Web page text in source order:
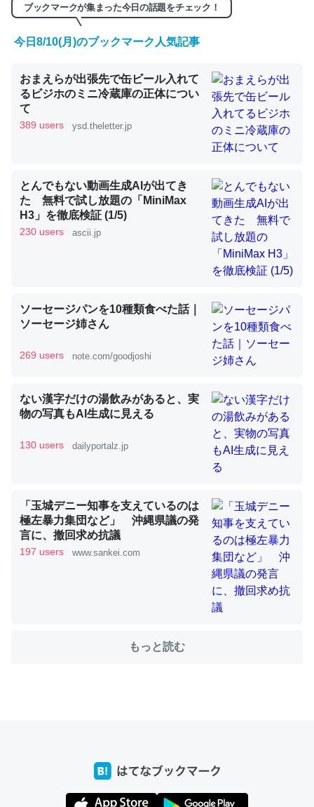
くらい。小説でいう「ずっと前の伏線」は回収されないけ
ど、短期記憶というには多い分量。進化すればするほど分
─GPTの仕組みと限界についての考察（１） - conceptualization
昆虫ってカルシウム少ないのか。知らんかった。調べたら
コオロギのカルシウム分はエビの600分の1程度。
─ニュース :: 【研究発表】昆虫学の大問題＝「昆虫はなぜ海にいな
論文では「淡水はカルシウムも酸素も不足してて両方に不
いる鋏角類（カブトガニ・ウミグモ）はカルシウムを使わ
ずキチンを強化してる筈だが、酵素が違うのか？
─ニュース :: 【研究発表】昆虫学の大問題＝「昆虫はなぜ海にいな
いのか」に関する新仮説
これを元に考えるとカルシウムを大量に使う脊椎動物と貝
類は苦労してるんだな…。腹足類だと殻を無くしてナメク
─ニュース :: 【研究発表】昆虫学の大問題＝「昆虫はなぜ海にいな
─たまにLINEするくらいだった遠方の父67歳と僕。ITツール導入で
コミュニケーションが劇的に変化した｜tayorini by LIFULL介護
ブックマークが集まった今日の話題をチェック！
今日8/10(月)のブックマーク人気記事
おまえらが出張先で缶ビール入れて
るビジホのミニ冷蔵庫の正体につい
て
389 users ysd.theletter.jp
とんでもない動画生成AIが出てき
た 無料で試し放題の「MiniMax
H3」を徹底検証 (1/5)
230 users ascii.jp
ソーセージパンを10種類食べた話｜
ソーセージ姉さん
269 users note.com/goodjoshi
ない漢字だけの湯飲みがあると、実
物の写真もAI生成に見える
130 users dailyportalz.jp
「玉城デニー知事を支えているのは
極左暴力集団など」 沖縄県議の発
言に、撤回求め抗議
197 users www.sankei.com
もっと読む